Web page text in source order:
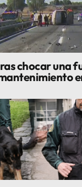
chocar una